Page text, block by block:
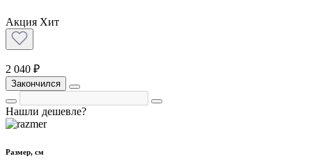
Акция Хит
2 040 ₽
Закончился
Нашли дешевле?
Размер, см